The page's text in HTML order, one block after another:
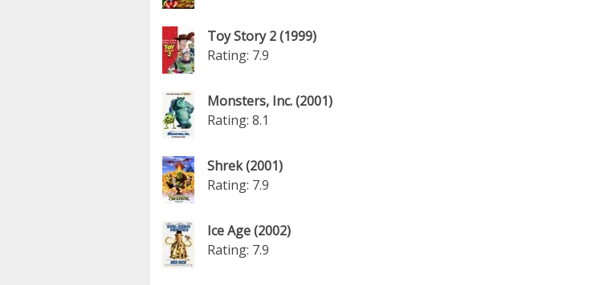
Toy Story 2 (1999)
Rating: 7.9
Monsters, Inc. (2001)
Rating: 8.1
Shrek (2001)
Rating: 7.9
Ice Age (2002)
Rating: 7.9